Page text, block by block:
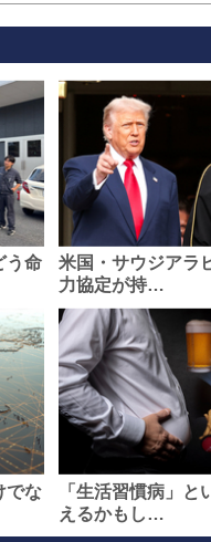
う命
米国・サウジアラ
力協定が持…
でな
「生活習慣病」と
えるかもし…